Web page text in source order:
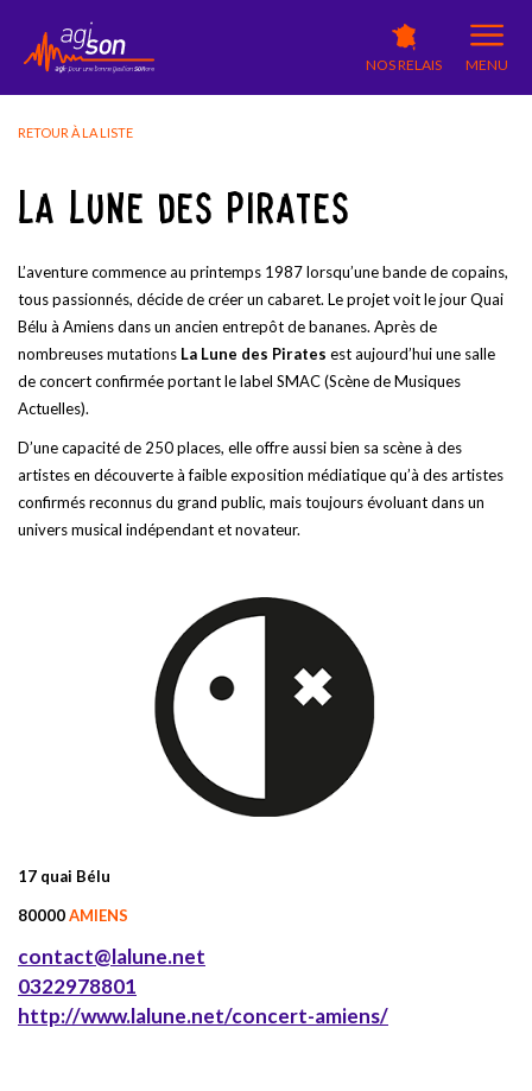
NOS RELAIS MENU
RETOUR À LA LISTE
LA LUNE DES PIRATES
17 quai Bélu
80000AMIENS
contact@lalune.net
0322978801
http://www.lalune.net/concert-amiens/
L’aventure commence au printemps 1987 lorsqu’une bande de copains,
tous passionnés, décide de créer un cabaret. Le projet voit le jour Quai
Bélu à Amiens dans un ancien entrepôt de bananes. Après de
nombreuses mutations La Lune des Pirates est aujourd’hui une salle
de concert confirmée portant le label SMAC (Scène de Musiques
Actuelles).
D’une capacité de 250 places, elle offre aussi bien sa scène à des
artistes en découverte à faible exposition médiatique qu’à des artistes
confirmés reconnus du grand public, mais toujours évoluant dans un
univers musical indépendant et novateur.